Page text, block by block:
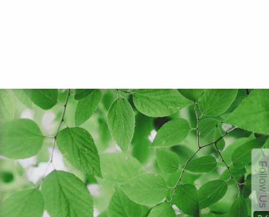
Follow Us